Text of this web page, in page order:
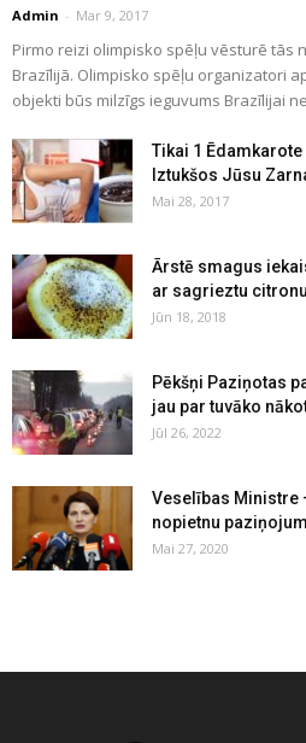
Admin - Mar 9, 2017
Pirmo reizi olimpisko spēļu vēsturē tās
Brazīlijā. Olimpisko spēļu organizatori
objekti būs milzīgs ieguvums Brazīlijai
Tikai 1 Ēdamkarote
Iztukšos Jūsu
Mai 28, 2017
Ārstē smagus
ar sagrieztu
Jūn 18, 2018
Pēkšņi Paziņotas
jau par tuvāko
Jūl 26, 2022
Veselības Ministre
nopietnu
Mai 27, 2020